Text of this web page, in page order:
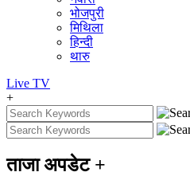
भोजपुरी
मिथिला
हिन्दी
थारु
Live TV
+
ताजा अपडेट +